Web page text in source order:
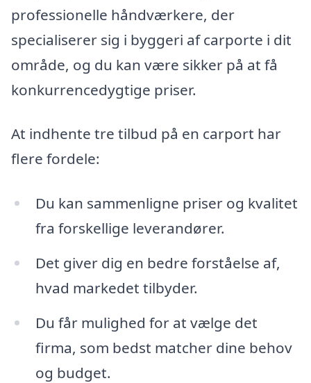
professionelle håndværkere, der
specialiserer sig i byggeri af carporte i dit
område, og du kan være sikker på at få
konkurrencedygtige priser.
At indhente tre tilbud på en carport har
flere fordele:
Du kan sammenligne priser og kvalitet
fra forskellige leverandører.
Det giver dig en bedre forståelse af,
hvad markedet tilbyder.
Du får mulighed for at vælge det
firma, som bedst matcher dine behov
og budget.